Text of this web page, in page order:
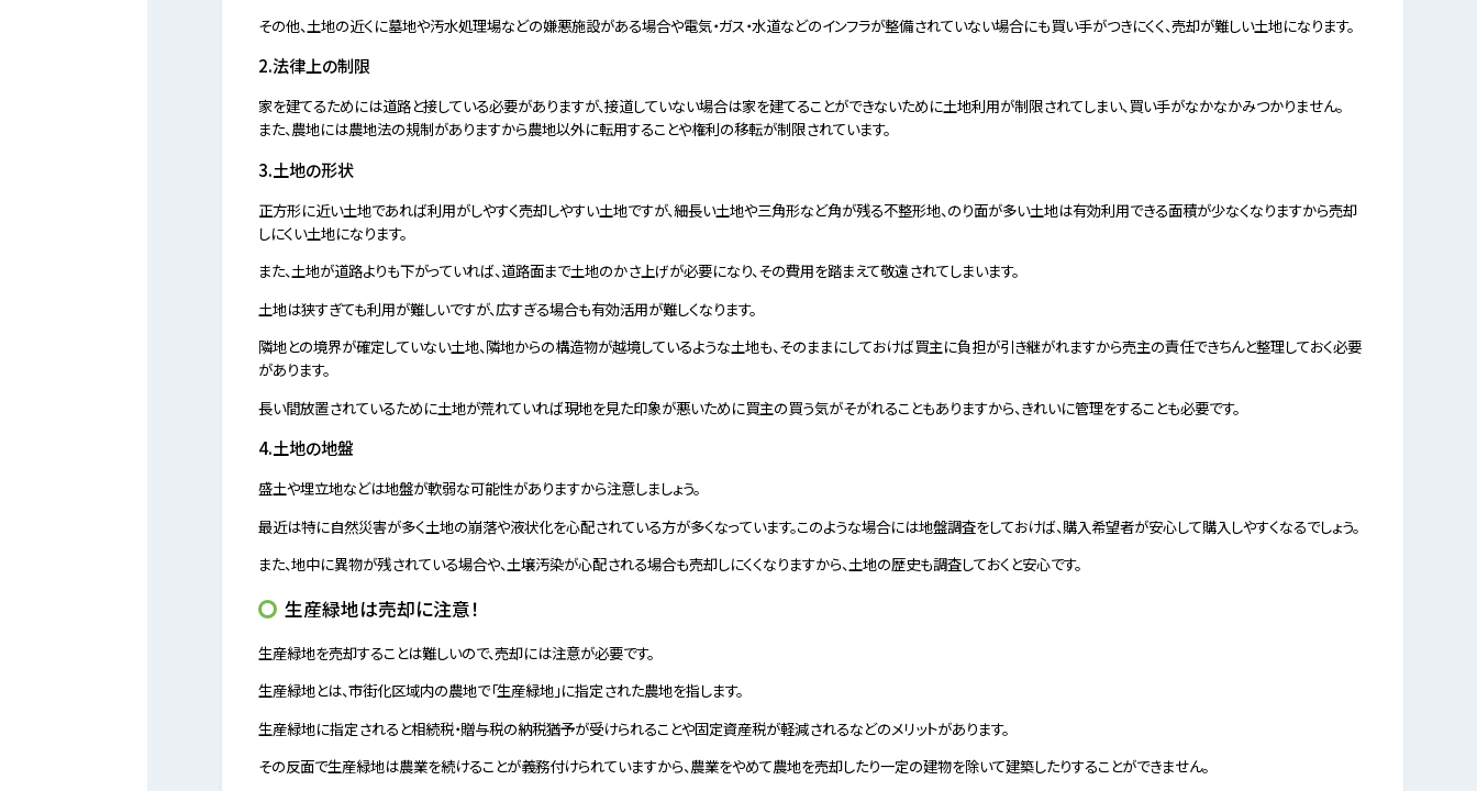
その他、土地の近くに墓地や汚水処理場などの嫌悪施設がある場合や電気・ガス・水道などのインフラが整備されていない場合にも買い手がつきにくく、売却が難しい土地になります。
2.法律上の制限
家を建てるためには道路と接している必要がありますが、接道していない場合は家を建てることができないために土地利用が制限されてしまい、買い手がなかなかみつかりません。
また、農地には農地法の規制がありますから農地以外に転用することや権利の移転が制限されています。
3.土地の形状
正方形に近い土地であれば利用がしやすく売却しやすい土地ですが、細長い土地や三角形など角が残る不整形地、のり面が多い土地は有効利用できる面積が少なくなりますから売却
しにくい土地になります。
また、土地が道路よりも下がっていれば、道路面まで土地のかさ上げが必要になり、その費用を踏まえて敬遠されてしまいます。
土地は狭すぎても利用が難しいですが、広すぎる場合も有効活用が難しくなります。
隣地との境界が確定していない土地、隣地からの構造物が越境しているような土地も、そのままにしておけば買主に負担が引き継がれますから売主の責任できちんと整理しておく必要
があります。
長い間放置されているために土地が荒れていれば現地を見た印象が悪いために買主の買う気がそがれることもありますから、きれいに管理をすることも必要です。
4.土地の地盤
盛土や埋立地などは地盤が軟弱な可能性がありますから注意しましょう。
最近は特に自然災害が多く土地の崩落や液状化を心配されている方が多くなっています。このような場合には地盤調査をしておけば、購入希望者が安心して購入しやすくなるでしょう。
また、地中に異物が残されている場合や、土壌汚染が心配される場合も売却しにくくなりますから、土地の歴史も調査しておくと安心です。
生産緑地は売却に注意！
生産緑地を売却することは難しいので、売却には注意が必要です。
生産緑地とは、市街化区域内の農地で「生産緑地」に指定された農地を指します。
生産緑地に指定されると相続税・贈与税の納税猶予が受けられることや固定資産税が軽減されるなどのメリットがあります。
その反面で生産緑地は農業を続けることが義務付けられていますから、農業をやめて農地を売却したり一定の建物を除いて建築したりすることができません。